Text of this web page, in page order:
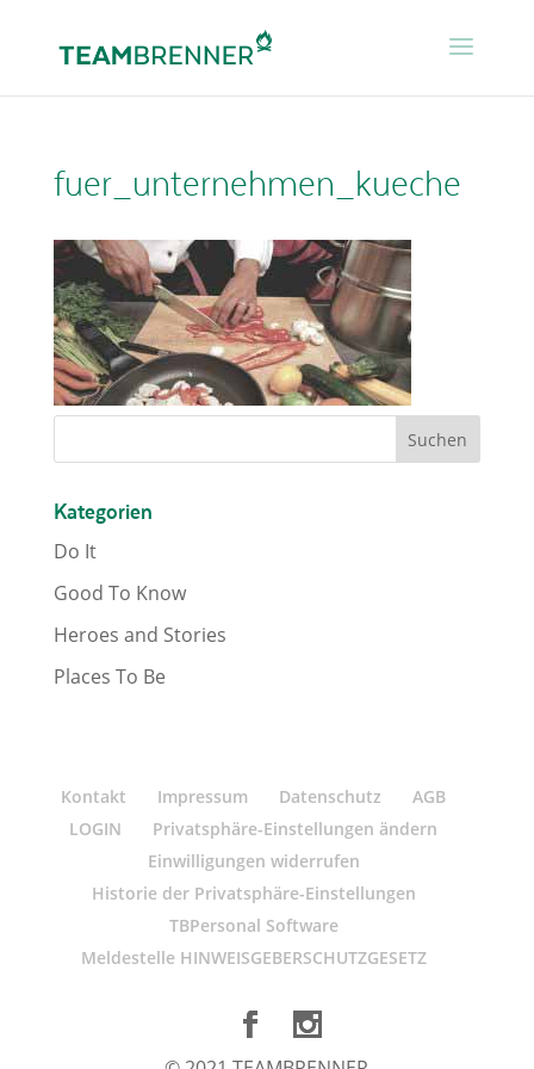
fuer_unternehmen_kueche
Kategorien
Do It
Good To Know
Heroes and Stories
Places To Be
Kontakt Impressum Datenschutz
AGB
LOGIN
Privatsphäre-Einstellungen ändern
Einwilligungen widerrufen
Historie der Privatsphäre-Einstellungen
TBPersonal Software
Meldestelle HINWEISGEBERSCHUTZGESETZ